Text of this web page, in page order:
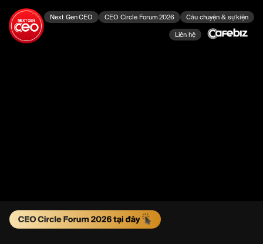
Next Gen CEO CEO Circle Forum 2026 Câu chuyện & sự kiện
Liên hệ